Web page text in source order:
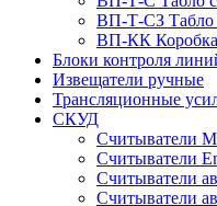
ВП-Т-СЗ Табло
ВП-КК Коробка
Блоки контроля
Извещатели ручные
Трансляционные
СКУД
Считыватели
Считыватели
Считыватели
Считыватели